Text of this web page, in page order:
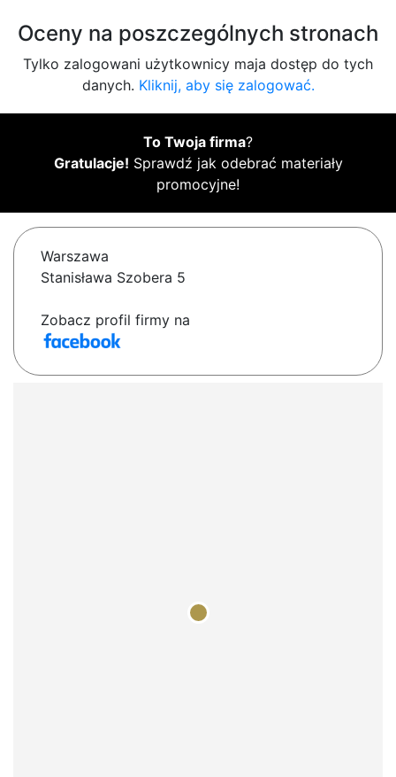
Oceny na poszczególnych stronach
Tylko zalogowani użytkownicy maja dostęp do tych
danych. Kliknij, aby się zalogować.
To Twoja firma?
Gratulacje! Sprawdź jak odebrać materiały
promocyjne!
Warszawa
Stanisława Szobera 5
Zobacz profil firmy na